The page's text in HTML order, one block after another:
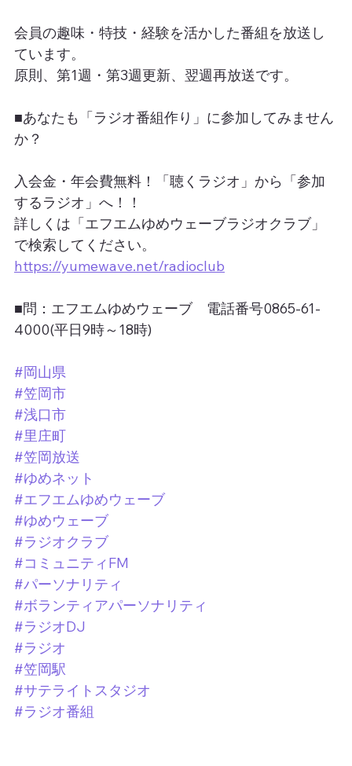
会員の趣味・特技・経験を活かした番組を放送し
ています。
原則、第1週・第3週更新、翌週再放送です。
■あなたも「ラジオ番組作り」に参加してみません
か？
入会金・年会費無料！「聴くラジオ」から「参加
するラジオ」へ！！
詳しくは「エフエムゆめウェーブラジオクラブ」
で検索してください。
https://yumewave.net/radioclub
■問：エフエムゆめウェーブ　電話番号0865-61-
4000(平日9時～18時)
#岡山県
#笠岡市
#浅口市
#里庄町
#笠岡放送
#ゆめネット
#エフエムゆめウェーブ
#ゆめウェーブ
#ラジオクラブ
#コミュニティFM
#パーソナリティ
#ボランティアパーソナリティ
#ラジオDJ
#ラジオ
#笠岡駅
#サテライトスタジオ
#ラジオ番組